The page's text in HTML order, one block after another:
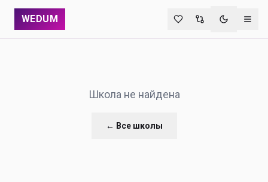
WEDUM
Школа не найдена
← Все школы